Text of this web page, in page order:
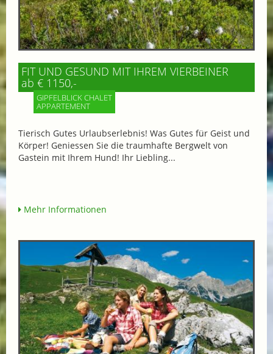
FIT UND GESUND MIT IHREM VIERBEINER
ab € 1150,-
GIPFELBLICK CHALET
APPARTEMENT
Tierisch Gutes Urlaubserlebnis! Was Gutes für Geist und
Körper! Geniessen Sie die traumhafte Bergwelt von
Gastein mit Ihrem Hund! Ihr Liebling...
Mehr Informationen